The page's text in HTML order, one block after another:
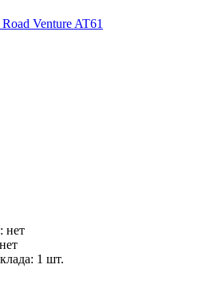
Venture AT61
нет
нет
1 шт.